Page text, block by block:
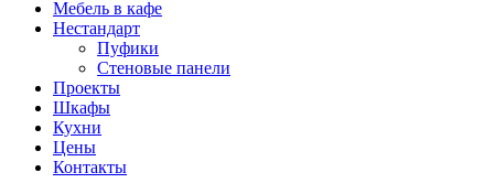
Мебель в кафе
Нестандарт
Пуфики
Стеновые панели
Проекты
Шкафы
Кухни
Цены
Контакты